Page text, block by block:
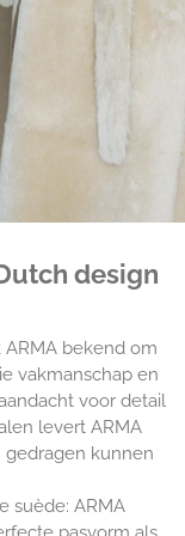
design
bekend om
vakmanschap en
voor detail
levert ARMA
gedragen kunnen
suède: ARMA